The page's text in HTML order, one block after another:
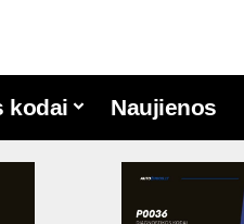
kodai Naujienos